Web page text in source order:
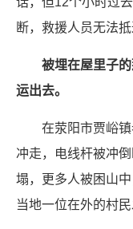
断，救援人员无法
被埋在屋里子
运出去。
在荥阳市贾峪
冲走，电线杆被冲
塌，更多人被困山
当地一位在外的村民